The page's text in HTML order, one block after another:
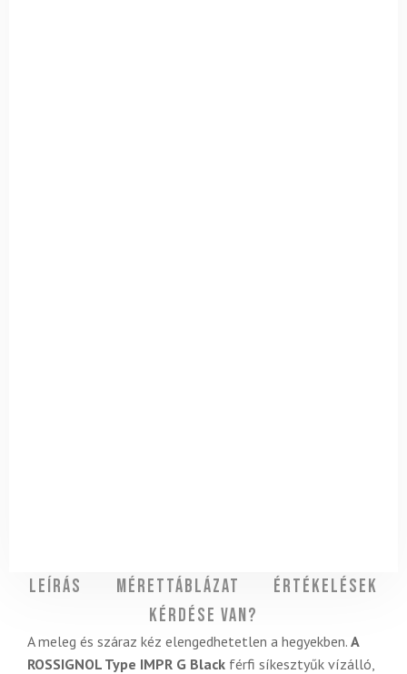
Leírás Mérettáblázat
Értékelések
Kérdése van?
A meleg és száraz kéz elengedhetetlen a hegyekben. A
ROSSIGNOL Type IMPR G Black férfi síkesztyűk vízálló,